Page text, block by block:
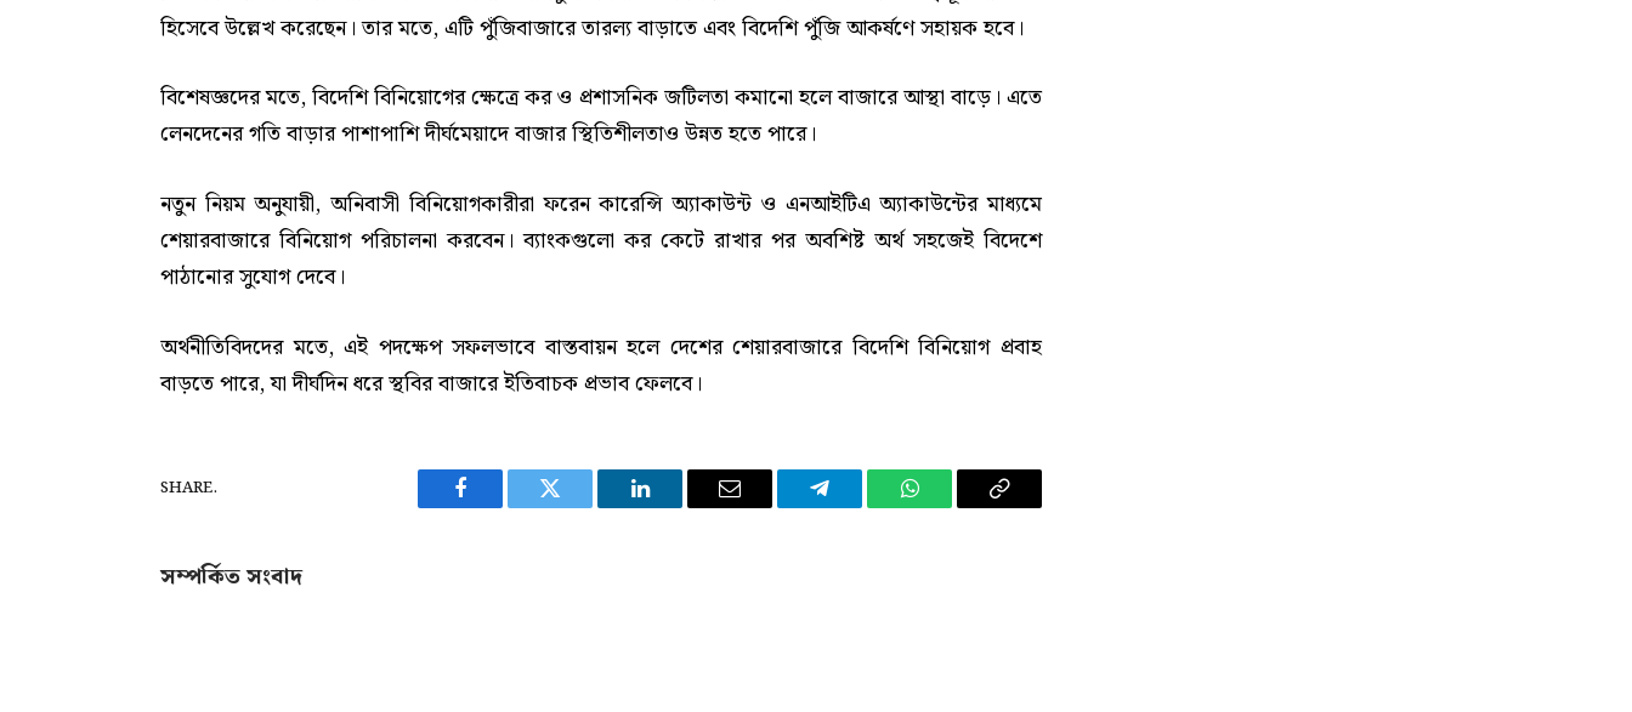
হিসেবে উল্লেখ করেছেন। তার মতে, এটি পুঁজিবাজারে তারল্য বাড়াতে এবং বিদেশি পুঁজি আকর্ষণে সহায়ক হবে।
বিশেষজ্ঞদের মতে, বিদেশি বিনিয়োগের ক্ষেত্রে কর ও প্রশাসনিক জটিলতা কমানো হলে বাজারে আস্থা বাড়ে। এতে
লেনদেনের গতি বাড়ার পাশাপাশি দীর্ঘমেয়াদে বাজার স্থিতিশীলতাও উন্নত হতে পারে।
নতুন নিয়ম অনুযায়ী, অনিবাসী বিনিয়োগকারীরা ফরেন কারেন্সি অ্যাকাউন্ট ও এনআইটিএ অ্যাকাউন্টের মাধ্যমে
শেয়ারবাজারে বিনিয়োগ পরিচালনা করবেন। ব্যাংকগুলো কর কেটে রাখার পর অবশিষ্ট অর্থ সহজেই বিদেশে
পাঠানোর সুযোগ দেবে।
অর্থনীতিবিদদের মতে, এই পদক্ষেপ সফলভাবে বাস্তবায়ন হলে দেশের শেয়ারবাজারে বিদেশি বিনিয়োগ প্রবাহ
বাড়তে পারে, যা দীর্ঘদিন ধরে স্থবির বাজারে ইতিবাচক প্রভাব ফেলবে।
SHARE.
Facebook Twitter LinkedIn Email Telegram WhatsAppCopy
সম্পর্কিত সংবাদ